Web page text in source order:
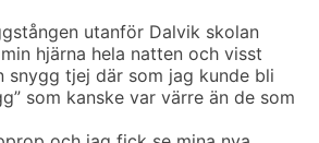
utanför Dalvik skolan
hjärna hela natten och visst
snygg tjej där som jag kunde bli
som kanske var värre än de som